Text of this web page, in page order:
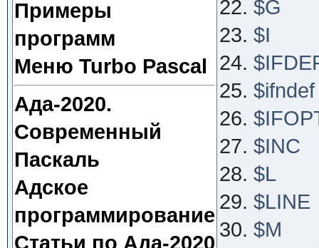
Примеры
программ
Меню Turbo Pascal
Ада-2020.
Современный
Паскаль
Адское
программирование
Статьи по Ада-2020
$G
$I
$ifndef
$INC
$L
$LINE
$M